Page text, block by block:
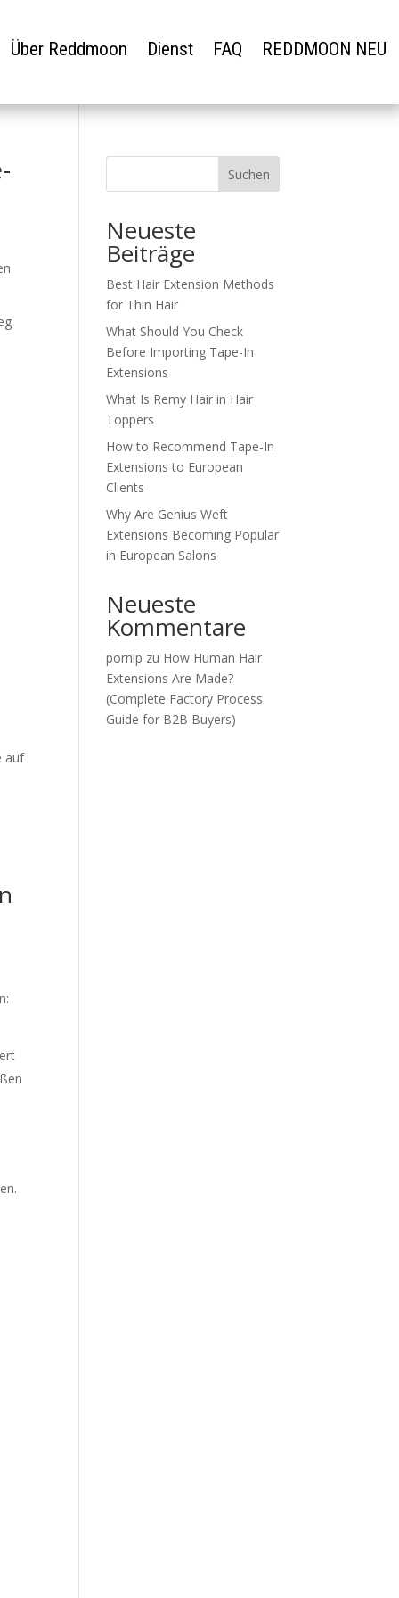
Über Reddmoon Dienst FAQ REDDMOON NEU
auf
Suchen
Neueste
Beiträge
Best Hair Extension Methods
for Thin Hair
What Should You Check
Before Importing Tape-In
Extensions
What Is Remy Hair in Hair
Toppers
How to Recommend Tape-In
Extensions to European
Clients
Why Are Genius Weft
Extensions Becoming Popular
in European Salons
Neueste
Kommentare
pornip zu How Human Hair
Extensions Are Made?
(Complete Factory Process
Guide for B2B Buyers)